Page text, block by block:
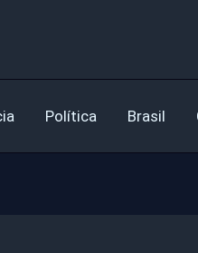
Política Brasil